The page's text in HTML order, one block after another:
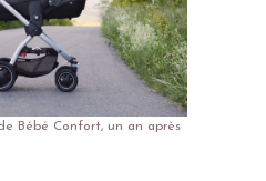
Bébé Confort, un an après